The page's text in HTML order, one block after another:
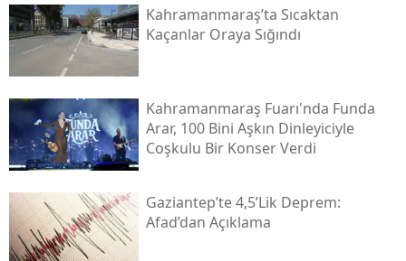
Kahramanmaraş’ta Sıcaktan
Kaçanlar Oraya Sığındı
Kahramanmaraş Fuarı'nda Funda
Arar, 100 Bini Aşkın Dinleyiciyle
Coşkulu Bir Konser Verdi
Gaziantep’te 4,5’lik Deprem:
Afad’dan Açıklama